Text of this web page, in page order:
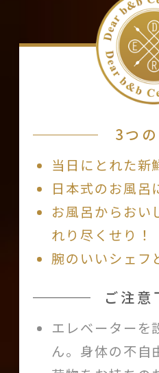
3つ
当日にとれた新
日本式のお風呂
お風呂からおい
れり尽くせり！
腕のいいシェフ
ご注意
エレベーターを
ん。身体の不自